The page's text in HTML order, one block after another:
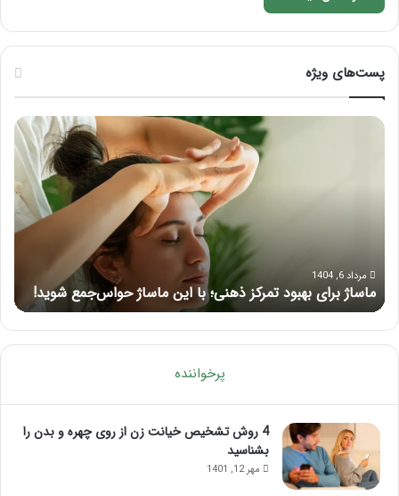
پست‌های ویژه
ماساژ
حواس‌جمع
شوید!
مرداد 6, 1404
ماساژ برای بهبود تمرکز ذهنی؛ با این ماساژ حواس‌جمع شوید!
لب
بعد
از
پرخواننده
4 روش تشخیص خیانت زن از روی چهره و بدن را
بشناسید
مهر 12, 1401